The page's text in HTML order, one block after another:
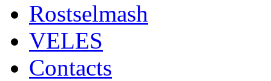
Rostselmash
VELES
Сontacts